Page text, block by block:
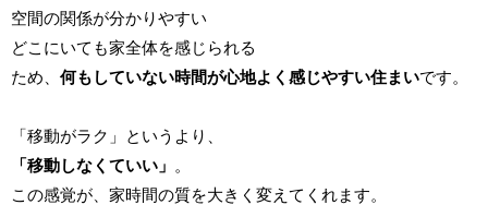
空間の関係が分かりやすい
どこにいても家全体を感じられる
ため、 何もしていない時間が心地よく感じやすい住まいです。
「移動がラク」というより、
「移動しなくていい」 。
この感覚が、家時間の質を大きく変えてくれます。